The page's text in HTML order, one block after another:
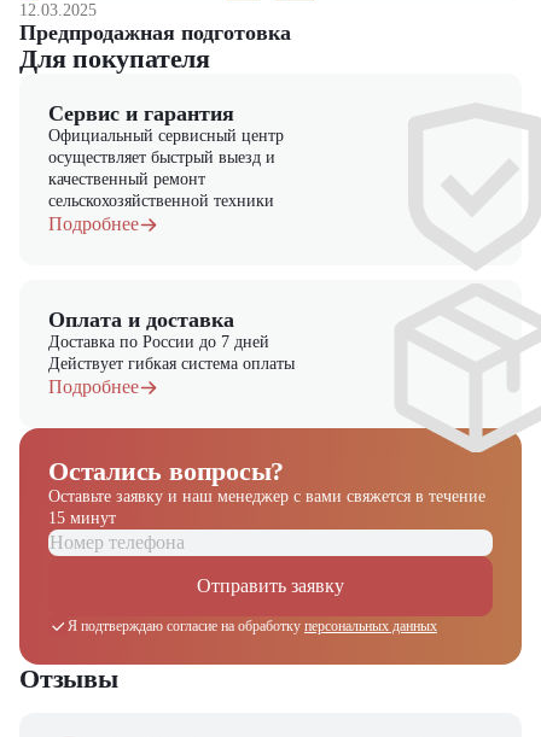
12.03.2025
Предпродажная подготовка
Для покупателя
Сервис и гарантия
Официальный сервисный центр
осуществляет быстрый выезд и
качественный ремонт
сельскохозяйственной техники
Подробнее
Оплата и доставка
Доставка по России до 7 дней
Действует гибкая система оплаты
Подробнее
Остались вопросы?
Оставьте заявку и наш менеджер с вами свяжется в течение
15 минут
Отправить заявку
Я подтверждаю согласие на обработку персональных данных
Отзывы